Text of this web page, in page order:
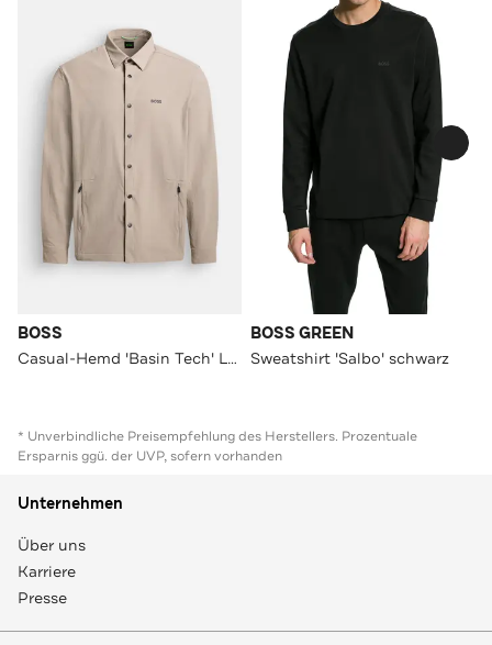
BOSS
Casual-Hemd 'Basin Tech' Loose Fit
BOSS GREEN
Sweatshirt 'Salbo' schwarz
* Unverbindliche Preisempfehlung des Herstellers. Prozentuale
Ersparnis ggü. der UVP, sofern vorhanden
Unternehmen
Über uns
Karriere
Presse